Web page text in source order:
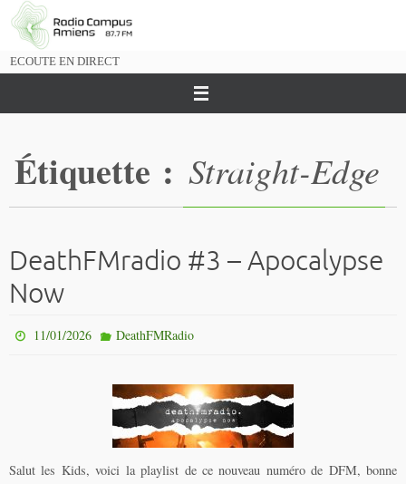
Passer
vers
ECOUTE EN DIRECT
Étiquette : Straight-Edge
DeathFMradio #3 – Apocalypse
Now
11/01/2026 DeathFMRadio
Salut les Kids, voici la playlist de ce nouveau numéro de DFM, bonne